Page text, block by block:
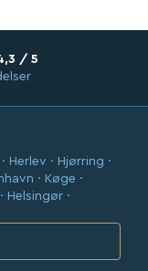
/ 5
Herlev · Hjørring ·
· Køge ·
Helsingør ·